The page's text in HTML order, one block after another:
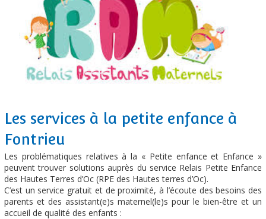
Les services à la petite enfance à
Fontrieu
Les problématiques relatives à la « Petite enfance et Enfance »
peuvent trouver solutions auprès du service Relais Petite Enfance
des Hautes Terres d’Oc (RPE des Hautes terres d’Oc).
C’est un service gratuit et de proximité, à l’écoute des besoins des
parents et des assistant(e)s maternel(le)s pour le bien-être et un
accueil de qualité des enfants :